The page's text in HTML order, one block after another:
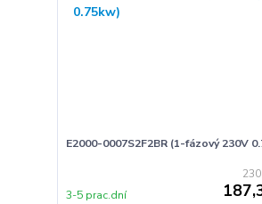
E2000-0007S2F2BR (1-fázový 230V
3-5 prac.dní